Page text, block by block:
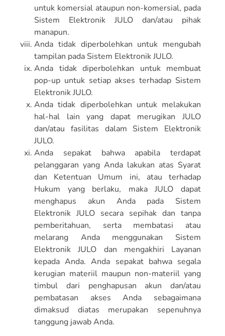
untuk komersial ataupun non-komersial, pada
Sistem Elektronik JULO dan/atau pihak
manapun.
Anda tidak diperbolehkan untuk mengubah
tampilan pada Sistem Elektronik JULO.
Anda tidak diperbolehkan untuk membuat
pop-up untuk setiap akses terhadap Sistem
Elektronik JULO.
Anda tidak diperbolehkan untuk melakukan
hal-hal lain yang dapat merugikan JULO
dan/atau fasilitas dalam Sistem Elektronik
JULO.
Anda sepakat bahwa apabila terdapat
pelanggaran yang Anda lakukan atas Syarat
dan Ketentuan Umum ini, atau terhadap
Hukum yang berlaku, maka JULO dapat
menghapus akun Anda pada Sistem
Elektronik JULO secara sepihak dan tanpa
pemberitahuan, serta membatasi atau
melarang Anda menggunakan Sistem
Elektronik JULO dan mengakhiri Layanan
kepada Anda. Anda sepakat bahwa segala
kerugian materiil maupun non-materiil yang
timbul dari penghapusan akun dan/atau
pembatasan akses Anda sebagaimana
dimaksud diatas merupakan sepenuhnya
tanggung jawab Anda.